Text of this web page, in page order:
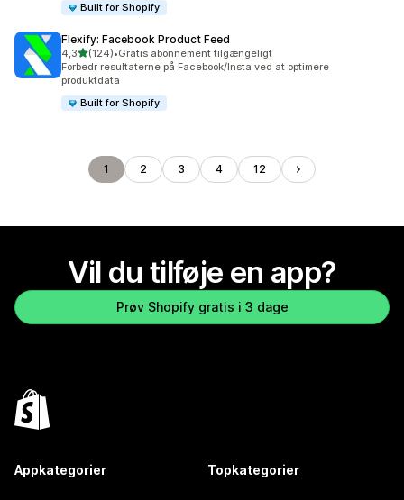
Built for Shopify
Flexify: Facebook Product Feed
4,3ud af 5 stjerner
(124)
124 anmeldelser i alt
•Gratis abonnement tilgængeligt
Forbedr resultaterne på Facebook/Insta ved at optimere
produktdata
Built for Shopify
1 2 3 4 12
Vil du tilføje en app?
Prøv Shopify gratis i 3 dage
Appkategorier Topkategorier